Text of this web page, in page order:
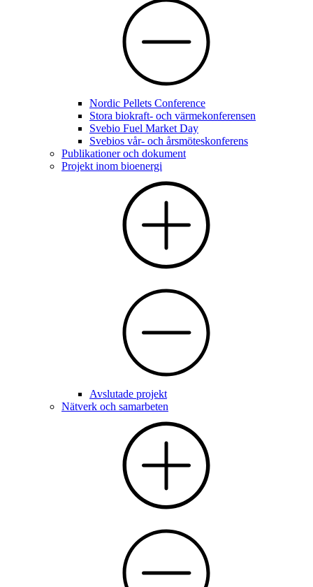
Nordic Pellets Conference
Stora biokraft- och värmekonferensen
Svebio Fuel Market Day
Svebios vår- och årsmöteskonferens
Publikationer och dokument
Projekt inom bioenergi
Avslutade projekt
Nätverk och samarbeten